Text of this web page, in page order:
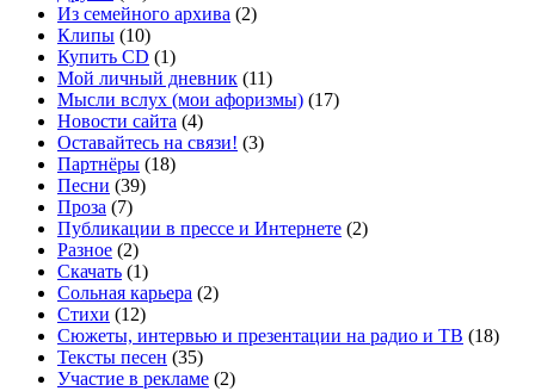
Из семейного архива (2)
Клипы (10)
Купить CD (1)
Мой личный дневник (11)
Мысли вслух (мои афоризмы) (17)
Новости сайта (4)
Оставайтесь на связи! (3)
Партнёры (18)
Песни (39)
Проза (7)
Публикации в прессе и Интернете (2)
Разное (2)
Скачать (1)
Сольная карьера (2)
Стихи (12)
Сюжеты, интервью и презентации на радио и ТВ (18)
Тексты песен (35)
Участие в рекламе (2)